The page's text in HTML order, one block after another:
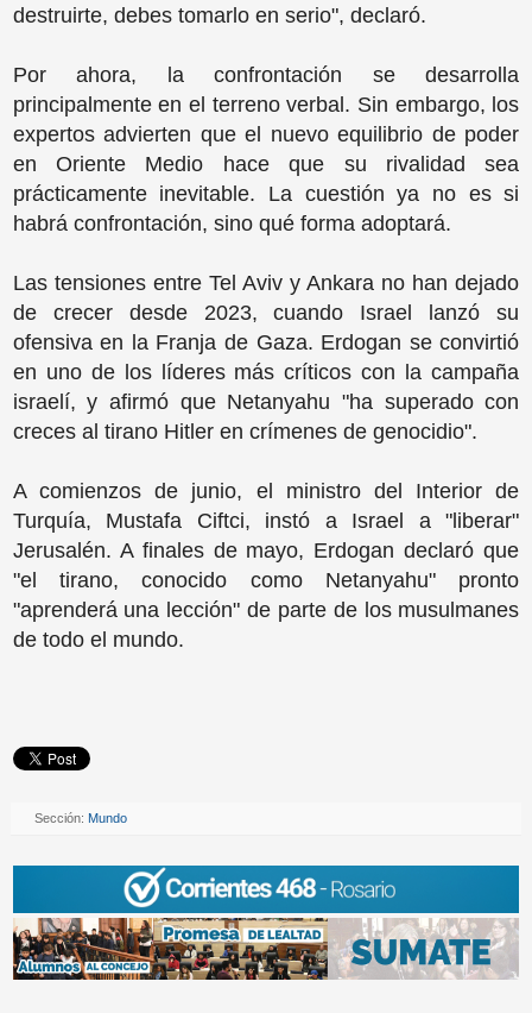
destruirte, debes tomarlo en serio", declaró.
Por ahora, la confrontación se desarrolla
principalmente en el terreno verbal. Sin embargo, los
expertos advierten que el nuevo equilibrio de poder
en Oriente Medio hace que su rivalidad sea
prácticamente inevitable. La cuestión ya no es si
habrá confrontación, sino qué forma adoptará.
Las tensiones entre Tel Aviv y Ankara no han dejado
de crecer desde 2023, cuando Israel lanzó su
ofensiva en la Franja de Gaza. Erdogan se convirtió
en uno de los líderes más críticos con la campaña
israelí, y afirmó que Netanyahu "ha superado con
creces al tirano Hitler en crímenes de genocidio".
A comienzos de junio, el ministro del Interior de
Turquía, Mustafa Ciftci, instó a Israel a "liberar"
Jerusalén. A finales de mayo, Erdogan declaró que
"el tirano, conocido como Netanyahu" pronto
"aprenderá una lección" de parte de los musulmanes
de todo el mundo.
Sección: Mundo